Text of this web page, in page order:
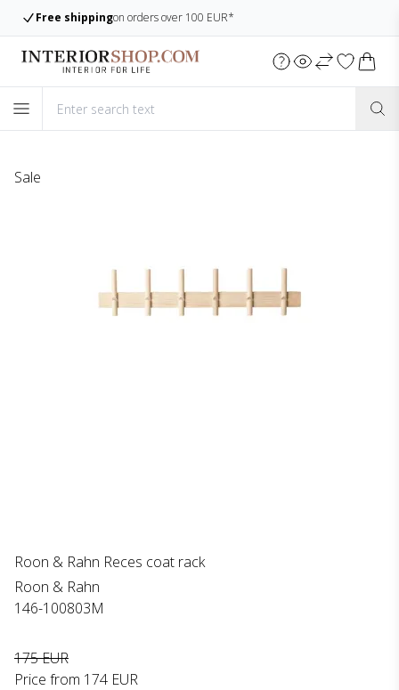
Free shippingon orders over 100 EUR*
Sale
Roon & Rahn Reces coat rack
Roon & Rahn
146-100803M
175 EUR
Price from 174 EUR